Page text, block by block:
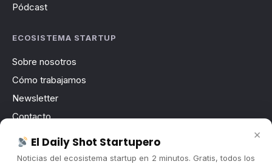
Pódcast
ECOSISTEMA STARTUP
Sobre nosotros
Cómo trabajamos
Newsletter
Contacto
Publicidad
Convocatorias
×
El Daily Shot Startupero
Noticias del ecosistema startup en 2 minutos. Gratis, todos los